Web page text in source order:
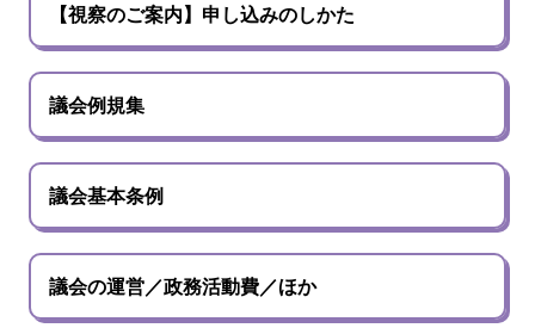
【視察のご案内】申し込みのしかた
議会例規集
議会基本条例
議会の運営／政務活動費／ほか